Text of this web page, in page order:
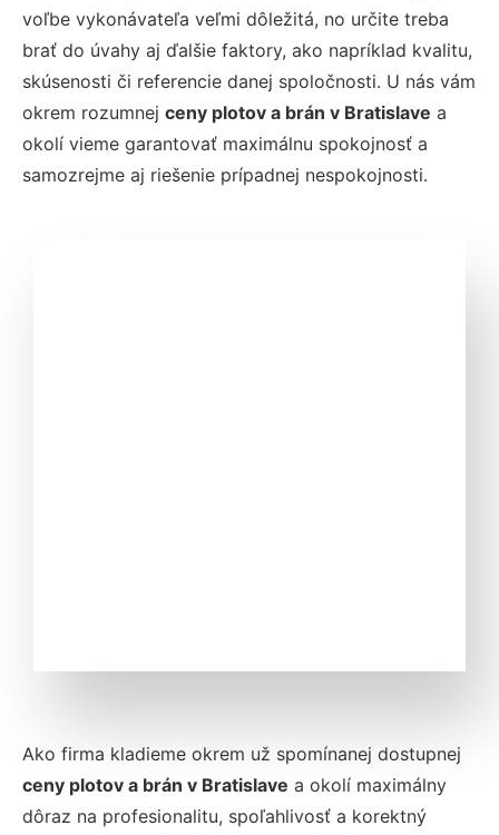
voľbe vykonávateľa veľmi dôležitá, no určite treba
brať do úvahy aj ďalšie faktory, ako napríklad kvalitu,
skúsenosti či referencie danej spoločnosti. U nás vám
okrem rozumnej ceny plotov a brán v Bratislave a
okolí vieme garantovať maximálnu spokojnosť a
samozrejme aj riešenie prípadnej nespokojnosti.
Ako firma kladieme okrem už spomínanej dostupnej
ceny plotov a brán v Bratislave a okolí maximálny
dôraz na profesionalitu, spoľahlivosť a korektný